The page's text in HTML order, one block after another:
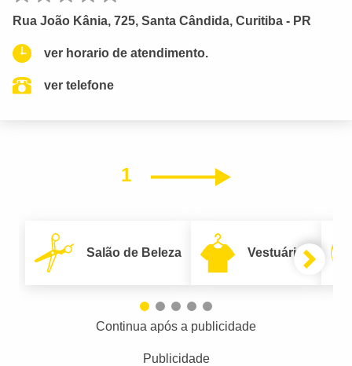
Rua João Kânia, 725, Santa Cândida, Curitiba - PR
ver horario de atendimento.
ver telefone
1 Próximo
Salão de Beleza Vestuário
Continua após a publicidade
Publicidade